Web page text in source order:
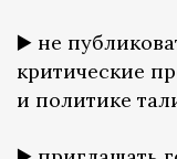
▶️ не
критические
и политике